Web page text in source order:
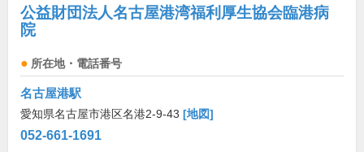
公益財団法人名古屋港湾福利厚生協会臨港病
院
所在地・電話番号
名古屋港駅
愛知県名古屋市港区名港2-9-43 [地図]
052-661-1691